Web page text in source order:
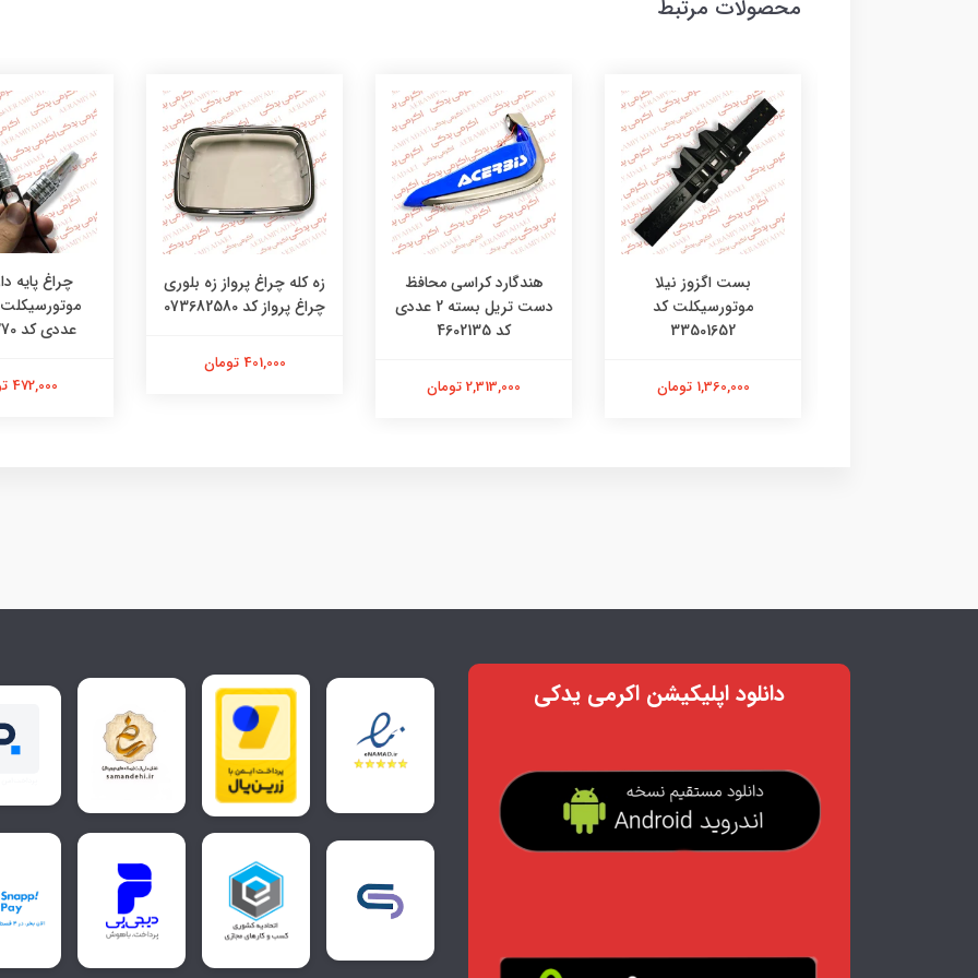
محصولات مرتبط
بست اگزوز نیلا
موتورسیکلت کد
33501652
1,360,000 تومان
هندگارد کراسی محافظ
دست تریل بسته 2 عددی
کد 4602135
2,313,000 تومان
زه کله چراغ پرواز زه بلوری
چراغ پرواز کد 073682580
401,000 تومان
چراغ پایه
عددی کد 48481270
472,000 تومان
دانلود اپلیکیشن اکرمی یدکی